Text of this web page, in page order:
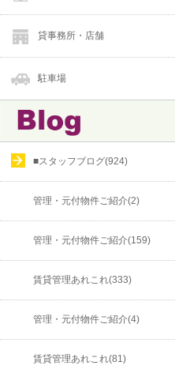
貸事務所・店舗
駐車場
■スタッフブログ(924)
管理・元付物件ご紹介(2)
管理・元付物件ご紹介(159)
賃貸管理あれこれ(333)
管理・元付物件ご紹介(4)
賃貸管理あれこれ(81)